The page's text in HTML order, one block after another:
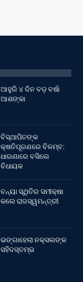
ଆହୁରି ୪ ଦିନ ବଡ଼ ବର୍ଷା
ଆଶଙ୍କା
ବିସ୍ଥାପିତଙ୍କ
କ୍ଷତିପୂରଣରେ ବିଳମ୍ବ:
ଧାରଣାରେ ବସିଲେ
ବିଧାୟକ
ବନ୍ୟା ସ୍ଥିତିର ସମୀକ୍ଷା
କଲେ ରାଜସ୍ୱମନ୍ତ୍ରୀ
ଭଙ୍ଗାହେଲା ନକ୍ସଲଙ୍କ
ସହିଦସ୍ତମ୍ଭ